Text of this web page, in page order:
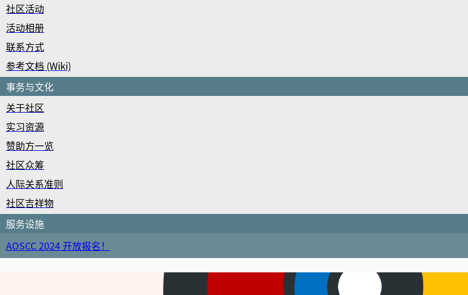
社区活动
活动相册
联系方式
参考文档 (Wiki)
事务与文化
关于社区
实习资源
赞助方一览
社区众筹
人际关系准则
社区吉祥物
服务设施
AOSCC 2024 开放报名！